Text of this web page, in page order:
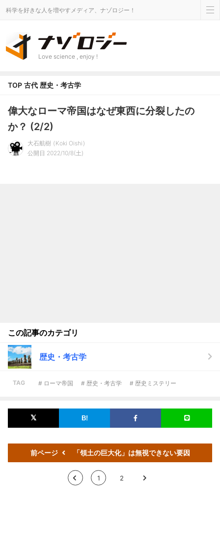
科学を好きな人を増やすメディア、ナゾロジー！
Love science , enjoy !
TOP 古代 歴史・考古学
偉大なローマ帝国はなぜ東西に分裂したの
か？ (2/2)
大石航樹
Koki Oishi
公開日 2022/10/8(土)
この記事のカテゴリ
歴史・考古学
TAG # ローマ帝国 # 歴史・考古学 # 歴史ミステリー
前ページ 「領土の巨大化」は無視できない要因
< 1 2 >